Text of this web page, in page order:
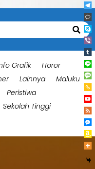
Grafik
Horor
Lainnya
Maluku
Peristiwa
Sekolah Tinggi